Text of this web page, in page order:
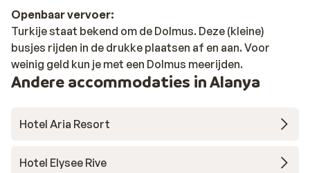
Openbaar vervoer:
Turkije staat bekend om de Dolmus. Deze (kleine)
busjes rijden in de drukke plaatsen af en aan. Voor
weinig geld kun je met een Dolmus meerijden.
Andere accommodaties in Alanya
Hotel Aria Resort
Hotel Elysee Rive